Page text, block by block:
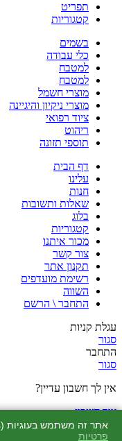
תפריט
קטגוריות
בשמים
כלי עבודה
למטבח
למטבח
מוצרי חשמל
מוצרי ניקיון והיגיינה
ציוד רפואי
ריהוט
תוספי תזונה
דף הבית
עלינו
חנות
שאלות ותשובות
בלוג
קטגוריות
מכור איתנו
צור קשר
תקנון אתר
רשימת מועדפים
השווה
התחבר \ הרשם
עגלת קניות
סגור
התחבר
סגור
אין לך חשבון עדיין?
צור חשבון
אתר זה משתמש בעוגיות (Cookies) לשיפור חוויית הקנייה.
פרטיות
חנות
מוצרים שאהבתי